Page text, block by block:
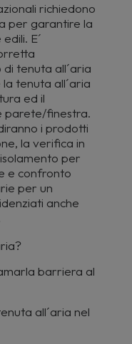
richiedono
per garantire la
E´
tenuta all´aria
tenuta all´aria
ed il
parete/finestra.
i prodotti
la verifica in
per
e confronto
per un
anche
barriera al
all´aria nel